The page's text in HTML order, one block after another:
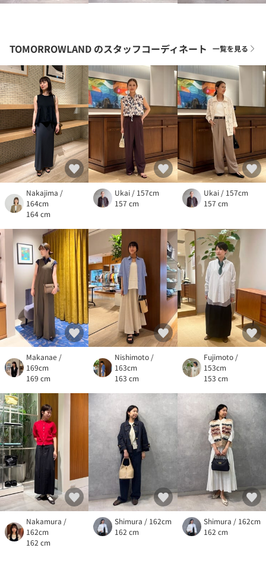
TOMORROWLAND のスタッフコーディネート 一覧を見る
Nakajima /
164cm
164 cm
Ukai / 157cm
157 cm
Ukai / 157cm
157 cm
Makanae /
169cm
169 cm
Nishimoto /
163cm
163 cm
Fujimoto /
153cm
153 cm
Nakamura /
162cm
162 cm
Shimura / 162cm
162 cm
Shimura / 162cm
162 cm